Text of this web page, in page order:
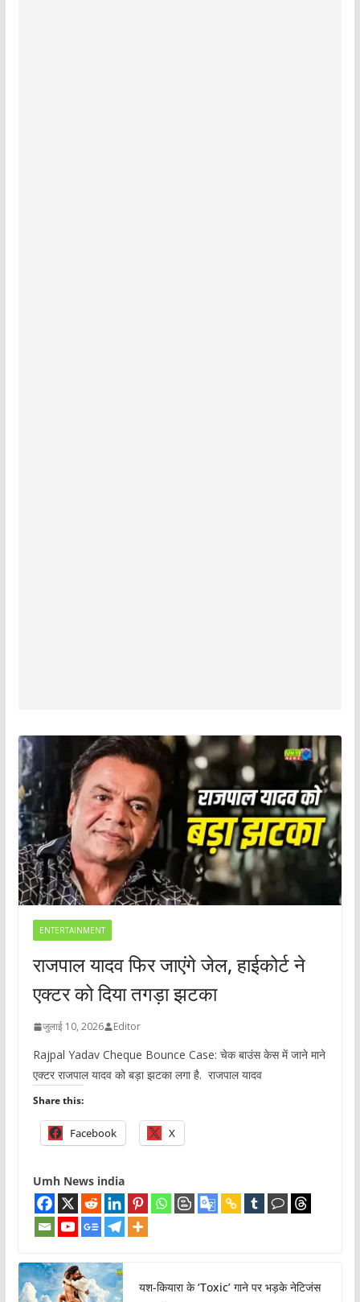
ENTERTAINMENT
राजपाल यादव फिर जाएंगे जेल, हाईकोर्ट ने
एक्टर को दिया तगड़ा झटका
जुलाई 10, 2026 Editor
Rajpal Yadav Cheque Bounce Case: चेक बाउंस केस में जाने माने
एक्टर राजपाल यादव को बड़ा झटका लगा है. राजपाल यादव
Share this:
Facebook X
Umh News india
यश-कियारा के ‘Toxic’ गाने पर भड़के नेटिजंस